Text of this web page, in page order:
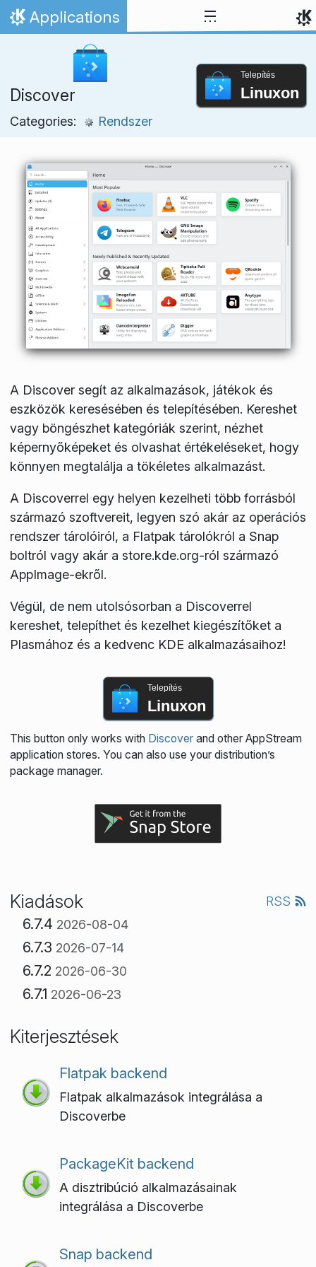
Ugrás a tartalomhoz
Kezdőlap
Applications
Discover
Categories: Rendszer
Telepítés
Linuxon
A Discover segít az alkalmazások, játékok és
eszközök keresésében és telepítésében. Kereshet
vagy böngészhet kategóriák szerint, nézhet
képernyőképeket és olvashat értékeléseket, hogy
könnyen megtalálja a tökéletes alkalmazást.
A Discoverrel egy helyen kezelheti több forrásból
származó szoftvereit, legyen szó akár az operációs
rendszer tárolóiról, a Flatpak tárolókról a Snap
boltról vagy akár a store.kde.org-ról származó
AppImage-ekről.
Végül, de nem utolsósorban a Discoverrel
kereshet, telepíthet és kezelhet kiegészítőket a
Plasmához és a kedvenc KDE alkalmazásaihoz!
Telepítés
Linuxon
This button only works with Discoverand other AppStream
application stores. You can also use your distribution’s
package manager.
Kiadások RSS
6.7.4 2026-08-04
6.7.3 2026-07-14
6.7.2 2026-06-30
6.7.1 2026-06-23
Kiterjesztések
Flatpak backend
Flatpak alkalmazások integrálása a
Discoverbe
PackageKit backend
A disztribúció alkalmazásainak
integrálása a Discoverbe
Snap backend